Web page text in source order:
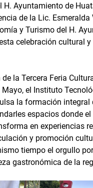
H. Ayuntamiento de
de la Lic. Esmeralda
y Turismo del H.
celebración cultural y
la Tercera Feria
el Instituto
la formación integral
espacios donde
en experiencias
y promoción
tiempo el orgullo
gastronómica de la